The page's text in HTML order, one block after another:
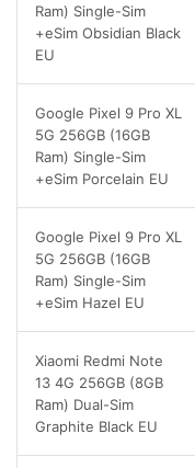
Ram) Single-Sim
+eSim Obsidian Black
EU
Google Pixel 9 Pro XL
5G 256GB (16GB
Ram) Single-Sim
+eSim Porcelain EU
Google Pixel 9 Pro XL
5G 256GB (16GB
Ram) Single-Sim
+eSim Hazel EU
Xiaomi Redmi Note
13 4G 256GB (8GB
Ram) Dual-Sim
Graphite Black EU